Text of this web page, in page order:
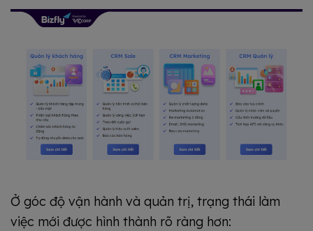
Ở góc độ vận hành và quản trị, trạng thái làm
việc mới được hình thành rõ ràng hơn: